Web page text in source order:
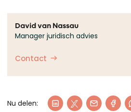
David van Nassau
Manager juridisch advies
Contact
Nu delen: